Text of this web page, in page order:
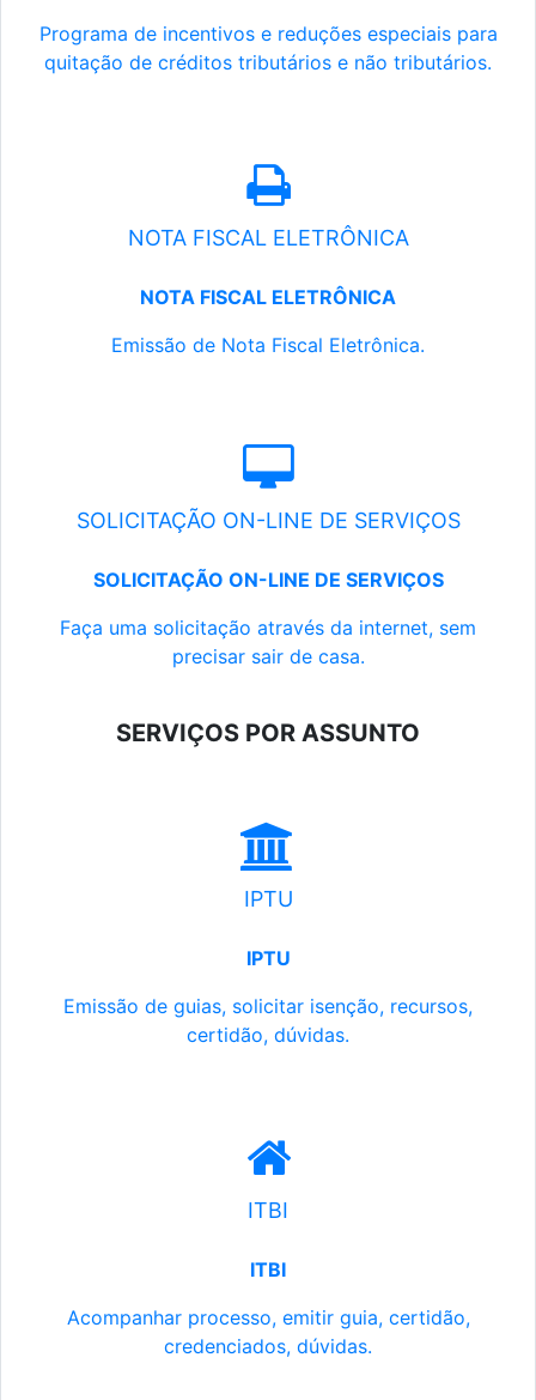
Programa de incentivos e reduções especiais para
quitação de créditos tributários e não tributários.
NOTA FISCAL ELETRÔNICA
NOTA FISCAL ELETRÔNICA
Emissão de Nota Fiscal Eletrônica.
SOLICITAÇÃO ON-LINE DE SERVIÇOS
SOLICITAÇÃO ON-LINE DE SERVIÇOS
Faça uma solicitação através da internet, sem
precisar sair de casa.
SERVIÇOS POR ASSUNTO
IPTU
IPTU
Emissão de guias, solicitar isenção, recursos,
certidão, dúvidas.
ITBI
ITBI
Acompanhar processo, emitir guia, certidão,
credenciados, dúvidas.